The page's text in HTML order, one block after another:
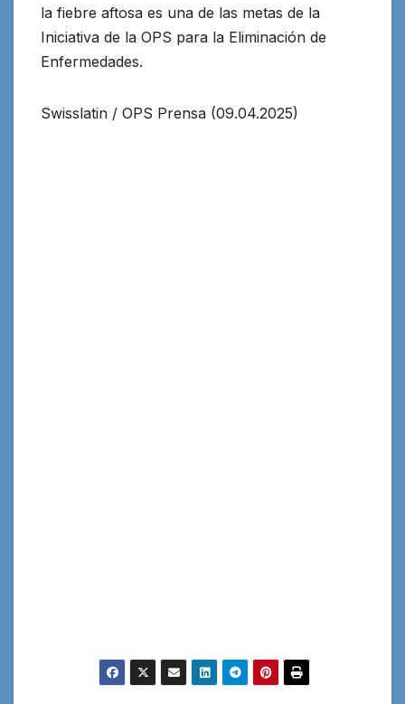
la fiebre aftosa es una de las metas de la
Iniciativa de la OPS para la Eliminación de
Enfermedades.
Swisslatin / OPS Prensa (09.04.2025)